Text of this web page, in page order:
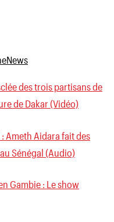
des trois partisans de
de Dakar (Vidéo)
Ameth Aidara fait des
Sénégal (Audio)
Gambie : Le show